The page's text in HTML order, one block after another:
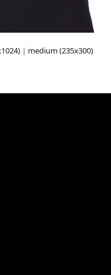
| medium (235x300)